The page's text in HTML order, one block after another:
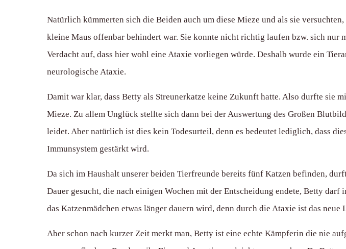
Natürlich kümmerten sich die Beiden auch um diese Mieze und als sie
kleine Maus offenbar behindert war. Sie konnte nicht richtig laufen bzw. sich nur
Verdacht auf, dass hier wohl eine Ataxie vorliegen würde. Deshalb wurde ein
neurologische Ataxie.
Damit war klar, dass Betty als Streunerkatze keine Zukunft hatte. Also durfte sie
Mieze. Zu allem Unglück stellte sich dann bei der Auswertung des Großen
leidet. Aber natürlich ist dies kein Todesurteil, denn es bedeutet lediglich, dass
Immunsystem gestärkt wird.
Da sich im Haushalt unserer beiden Tierfreunde bereits fünf Katzen befinden,
Dauer gesucht, die nach einigen Wochen mit der Entscheidung endete, Betty
das Katzenmädchen etwas länger dauern wird, denn durch die Ataxie ist das
Aber schon nach kurzer Zeit merkt man, Betty ist eine echte Kämpferin die nie